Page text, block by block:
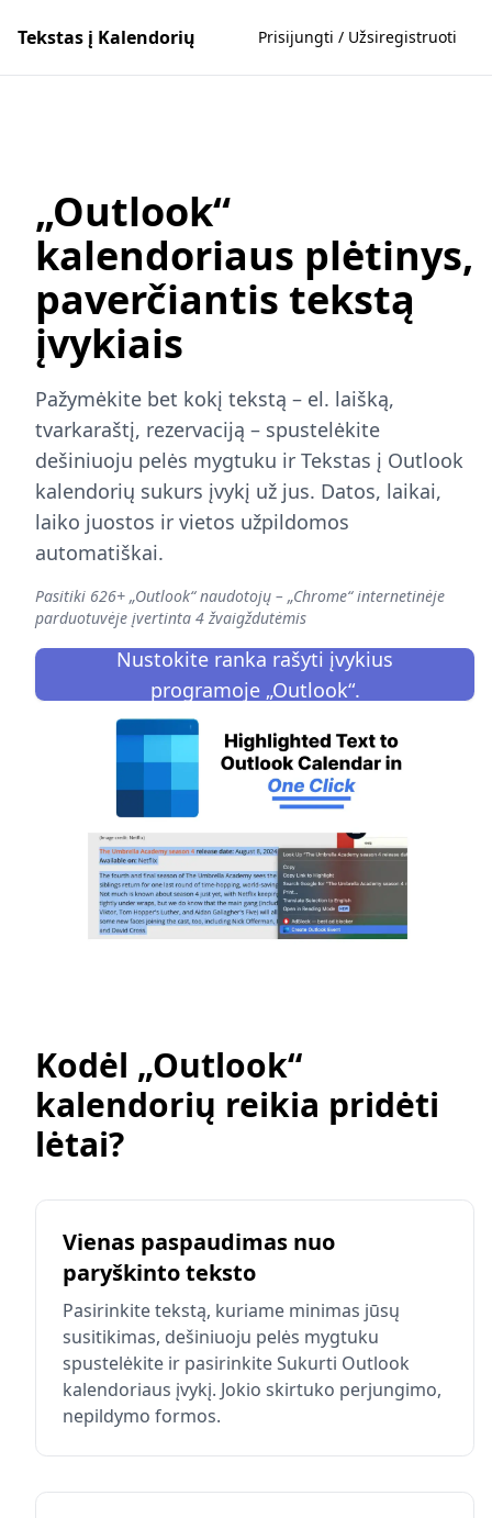
Tekstas į Kalendorių Prisijungti / Užsiregistruoti
„Outlook“
kalendoriaus plėtinys,
paverčiantis tekstą
įvykiais
Pažymėkite bet kokį tekstą – el. laišką,
tvarkaraštį, rezervaciją – spustelėkite
dešiniuoju pelės mygtuku ir Tekstas į Outlook
kalendorių sukurs įvykį už jus. Datos, laikai,
laiko juostos ir vietos užpildomos
automatiškai.
Pasitiki 626+ „Outlook“ naudotojų – „Chrome“ internetinėje
parduotuvėje įvertinta 4 žvaigždutėmis
Nustokite ranka rašyti įvykius
programoje „Outlook“.
Kodėl „Outlook“
kalendorių reikia pridėti
lėtai?
Vienas paspaudimas nuo
paryškinto teksto
Pasirinkite tekstą, kuriame minimas jūsų
susitikimas, dešiniuoju pelės mygtuku
spustelėkite ir pasirinkite Sukurti Outlook
kalendoriaus įvykį. Jokio skirtuko perjungimo,
nepildymo formos.